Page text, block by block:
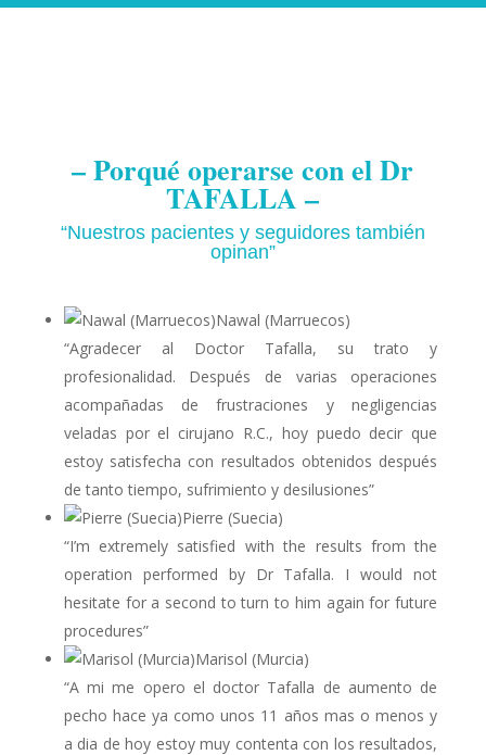
– Porqué operarse con el Dr
TAFALLA –
“Nuestros pacientes y seguidores también
opinan”
Nawal (Marruecos)
“Agradecer al Doctor Tafalla, su trato y
profesionalidad. Después de varias operaciones
acompañadas de frustraciones y negligencias
veladas por el cirujano R.C., hoy puedo decir que
estoy satisfecha con resultados obtenidos después
de tanto tiempo, sufrimiento y desilusiones”
Pierre (Suecia)
“I’m extremely satisfied with the results from the
operation performed by Dr Tafalla. I would not
hesitate for a second to turn to him again for future
procedures”
Marisol (Murcia)
“A mi me opero el doctor Tafalla de aumento de
pecho hace ya como unos 11 años mas o menos y
a dia de hoy estoy muy contenta con los resultados,